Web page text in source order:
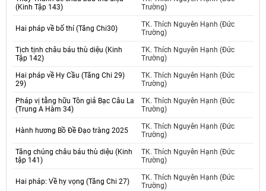
(Kinh Tập 143)
Trường)
Hai pháp về bố thí (Tăng Chi30)
TK. Thích Nguyên Hạnh (Đức
Trường)
Tịch tịnh châu báu thù diệu (Kinh
Tập 142)
TK. Thích Nguyên Hạnh (Đức
Trường)
Hai pháp về Hy Cầu (Tăng Chi 29)
29)
TK. Thích Nguyên Hạnh (Đức
Trường)
Pháp vị tằng hữu Tôn giả Bạc Câu La
(Trung A Hàm 34)
TK. Thích Nguyên Hạnh (Đức
Trường)
Hành hương Bồ Đề Đạo tràng 2025
TK. Thích Nguyên Hạnh (Đức
Trường)
Tăng chúng châu báu thù diệu (Kinh
tập 141)
TK. Thích Nguyên Hạnh (Đức
Trường)
Hai pháp: Về hy vọng (Tăng Chi 27)
TK. Thích Nguyên Hạnh (Đức
Trường)